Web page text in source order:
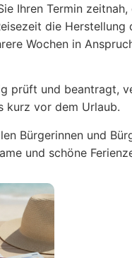
Ihren Termin zeitnah,
die Herstellung
Wochen in
prüft und beantragt,
kurz vor dem Urlaub.
Bürgerinnen und
und schöne